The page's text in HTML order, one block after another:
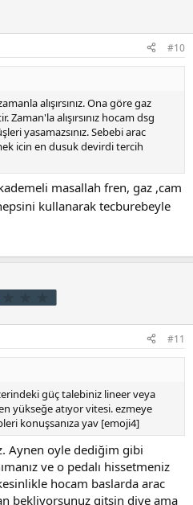
#10
alışırsınız. Ona göre gaz
alışırsınız hocam dsg
yasamazsınız. Sebebi arac
icin en dusuk devirdi tercih
masallah fren, gaz ,cam
kullanarak tecburebeyle
#11
güç talebiniz lineer veya
yükseğe atıyor vitesi. ezmeye
konuşsanıza yav [emoji4]
Aynen oyle dediğim gibi
ve o pedalı hissetmeniz
kesinlikle hocam baslarda arac
bekliyorsunuz gitsin diye ama